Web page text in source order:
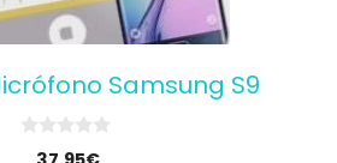
Samsung S9